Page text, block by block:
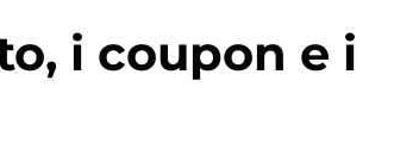
i coupon e i